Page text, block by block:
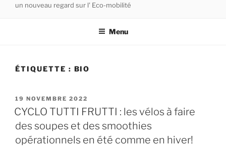
un nouveau regard sur l' Eco-mobilité
Menu
ÉTIQUETTE : BIO
PUBLIÉ
LE
19 NOVEMBRE 2022
CYCLO TUTTI FRUTTI : les vélos à faire
des soupes et des smoothies
opérationnels en été comme en hiver!